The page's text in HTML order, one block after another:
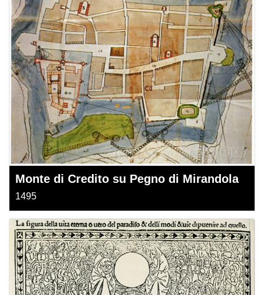
Monte di Credito su Pegno di Mirandola
1495